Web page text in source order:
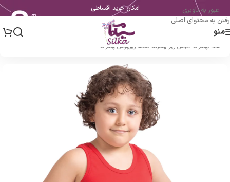
عبور به ناوبری
رفتن به محتوای اصلی
امکان خرید اقساطی
منو
خانه /پسرانه /لباس زیر پسرانه /ست زیرپوش پسرانه